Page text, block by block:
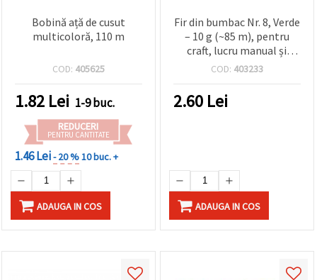
Bobină ață de cusut
multicoloră, 110 m
COD: 405625
1.82 Lei 1-9 buc.
REDUCERI
PENTRU CANTITATE
1.46 Lei- 20 %10 buc. +
ADAUGA IN COS
Fir din bumbac Nr. 8, Verde
– 10 g (~85 m), pentru
craft, lucru manual și
bijuterii
COD: 403233
2.60 Lei
ADAUGA IN COS